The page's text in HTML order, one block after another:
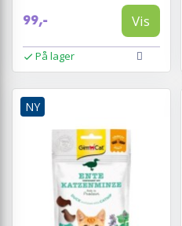
99,- Vis
På lager
NY